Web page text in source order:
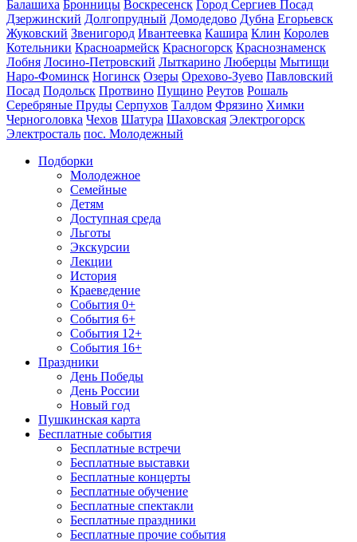
Балашиха Бронницы Воскресенск Город Сергиев Посад
Дзержинский Долгопрудный Домодедово Дубна Егорьевск
Жуковский Звенигород Ивантеевка Кашира Клин Королев
Котельники Красноармейск Красногорск Краснознаменск
Лобня Лосино-Петровский Лыткарино Люберцы Мытищи
Наро-Фоминск Ногинск Озеры Орехово-Зуево Павловский
Посад Подольск Протвино Пущино Реутов Рошаль
Серебряные Пруды Серпухов Талдом Фрязино Химки
Черноголовка Чехов Шатура Шаховская Электрогорск
Электросталь пос. Молодежный
Подборки
Молодежное
Семейные
Детям
Доступная среда
Льготы
Экскурсии
Лекции
История
Краеведение
События 0+
События 6+
События 12+
События 16+
Праздники
День Победы
День России
Новый год
Пушкинская карта
Бесплатные события
Бесплатные встречи
Бесплатные выставки
Бесплатные концерты
Бесплатные обучение
Бесплатные спектакли
Бесплатные праздники
Бесплатные прочие события